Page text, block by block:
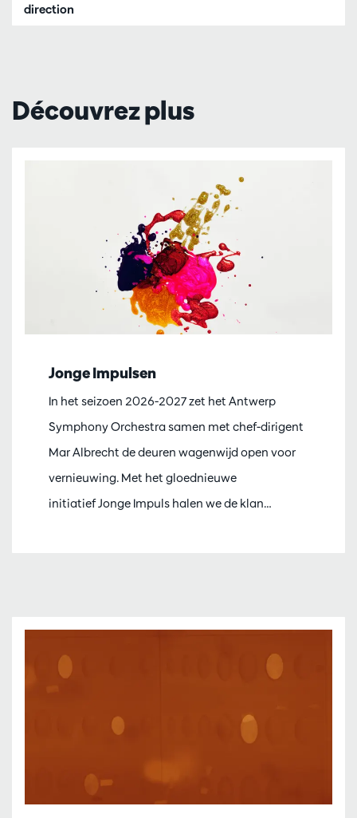
direction
Découvrez plus
Jonge Impulsen
In het seizoen 2026-2027 zet het Antwerp
Symphony Orchestra samen met chef-dirigent
Mar Albrecht de deuren wagenwijd open voor
vernieuwing. Met het gloednieuwe
initiatief Jonge Impuls halen we de klan…